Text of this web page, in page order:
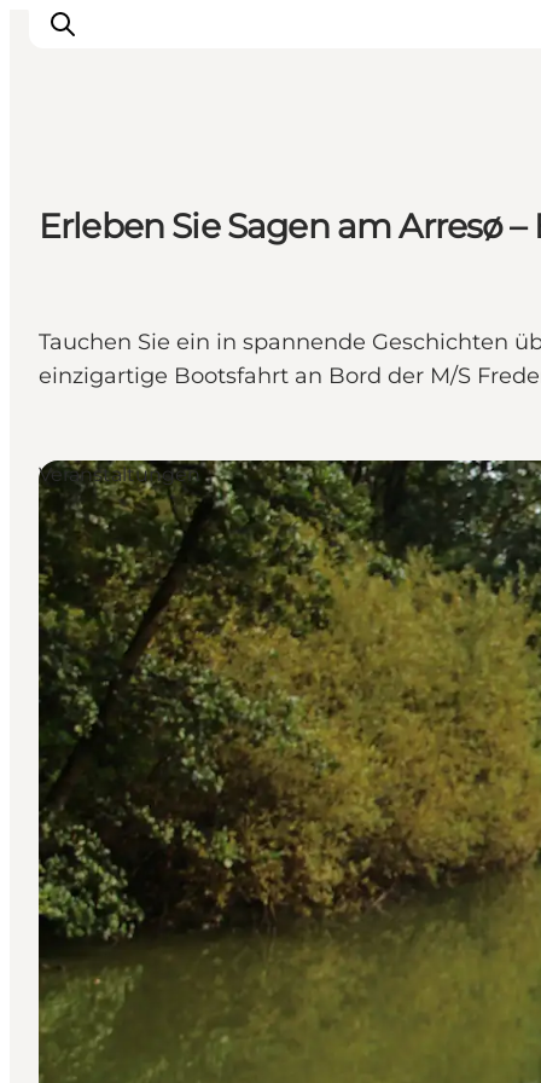
Highlights
Erlebnisse
Städte
Reiseplanung
Erleben Sie Sagen am Arresø
Tauchen Sie ein in spannende Geschichten
einzigartige Bootsfahrt an Bord der M/S
Veranstaltungen